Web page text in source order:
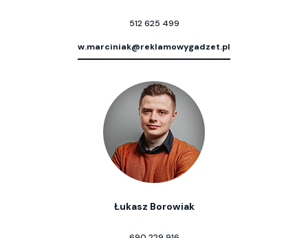
512 625 499
w.marciniak@reklamowygadzet.pl
Łukasz Borowiak